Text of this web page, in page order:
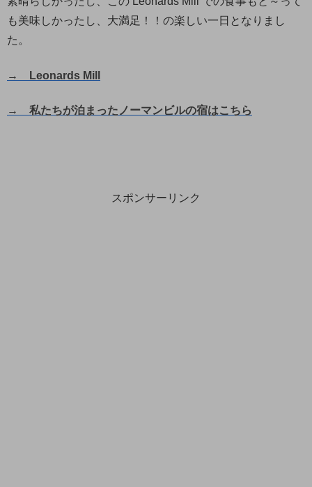
も美味しかったし、大満足！！の楽しい一日となりまし
た。
→ Leonards Mill
→ 私たちが泊まったノーマンビルの宿はこちら
スポンサーリンク